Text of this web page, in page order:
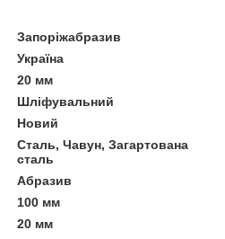
Запоріжабразив
Україна
20 мм
Шліфувальний
Новий
Сталь, Чавун, Загартована
сталь
Абразив
100 мм
20 мм